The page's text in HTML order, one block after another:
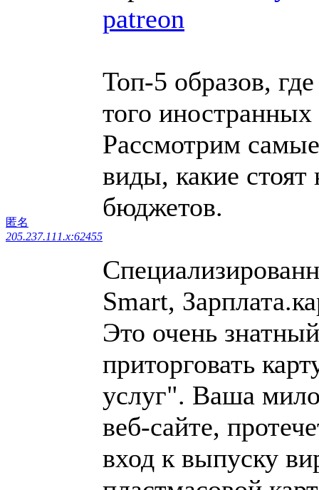
匿名
205.237.111.x:62455
patreon
Топ-5 образов,
того
Рассмотрим
виды, какие
бюджетов.
Smart,
Это очень
приторговать
услуг". Ваша
веб-сайте,
вход к выпуску